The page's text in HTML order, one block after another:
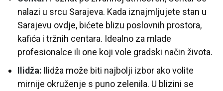
nalazi u srcu Sarajeva. Kada iznajmljujete stan u
Sarajevu ovdje, bićete blizu poslovnih prostora,
kafića i tržnih centara. Idealno za mlade
profesionalce ili one koji vole gradski način života.
Ilidža: Ilidža može biti najbolji izbor ako volite
mirnije okruženje s puno zelenila. U blizini se